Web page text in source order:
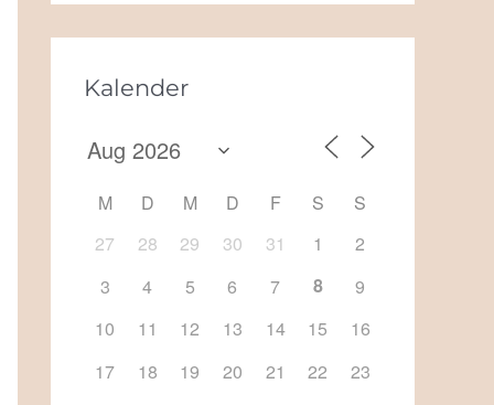
Kalender
M D M D F S
S
27
28 29 30 31 1
2
3
4 5 6 7 8
9
10
11 12 13 14 15
16
17
18 19 20 21 22
23